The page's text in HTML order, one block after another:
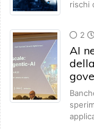
rischi
2
AI